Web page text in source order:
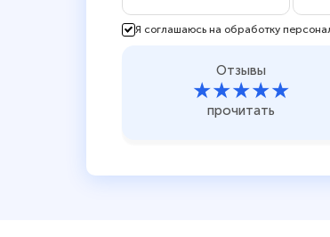
Я соглашаюсь на обработку
Отзывы
★★★★★
прочитать